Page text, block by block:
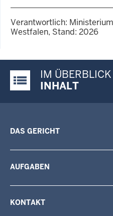
Verantwortlich:
Westfalen, Stand: 2026
Justiz-Portal im
IM ÜBERBLICK
INHALT
DAS GERICHT
AUFGABEN
KONTAKT